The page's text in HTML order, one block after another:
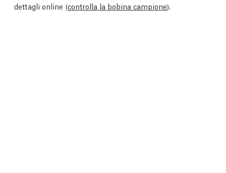
dettagli online (controlla la bobina campione).